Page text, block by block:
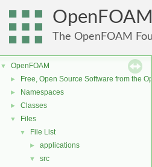
OpenFOAM
The OpenFOAM
▼ OpenFOAM
► Free, Open Source Software from the
► Namespaces
► Classes
▼ Files
▼ File List
► applications
▼ src